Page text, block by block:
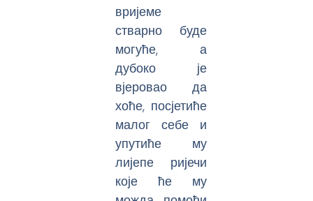
вријеме
стварно буде
могуће, а
дубоко је
вјеровао да
хоће, посјетиће
малог себе и
упутиће му
лијепе ријечи
које ће му